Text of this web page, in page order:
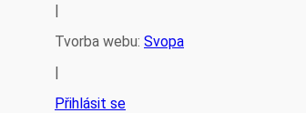
|
Tvorba webu: Svopa
|
Přihlásit se